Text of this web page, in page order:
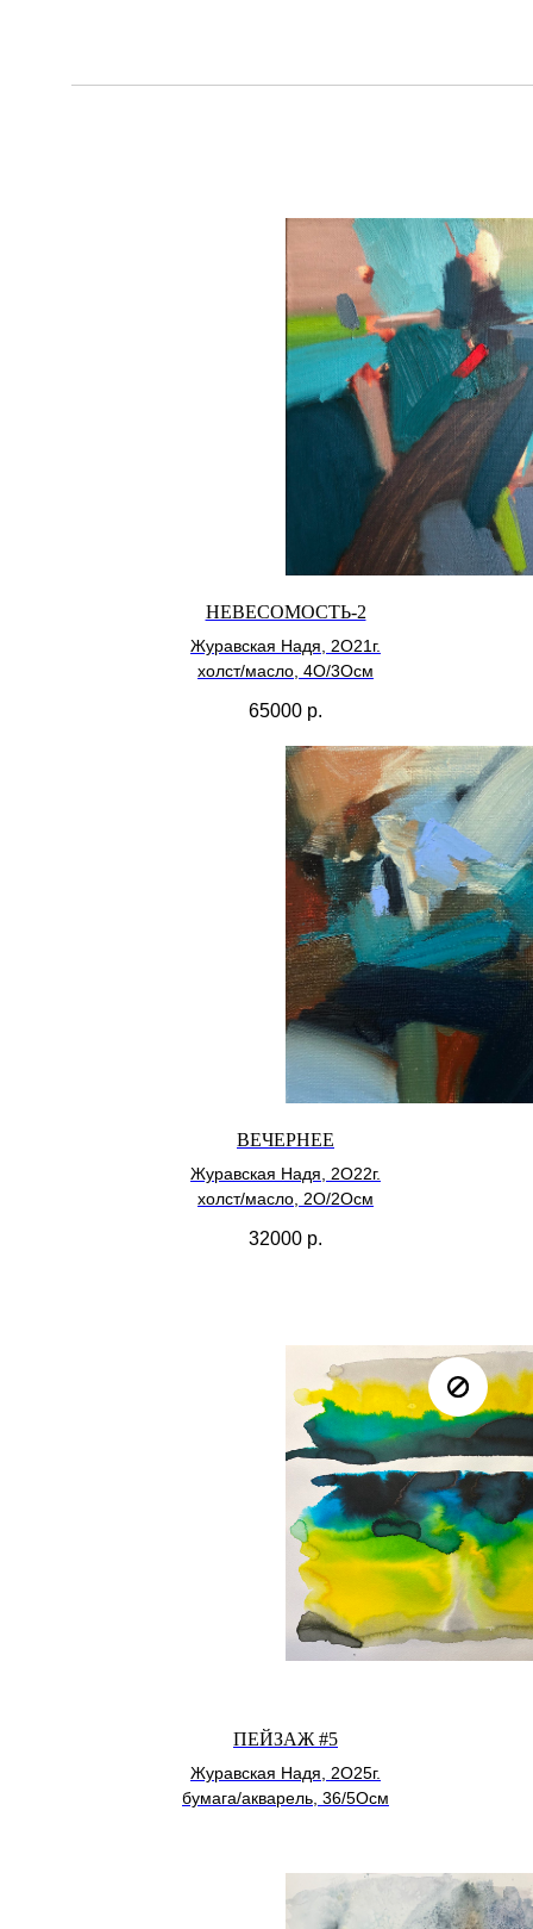
НЕВЕСОМОСТЬ-2
Журавская Надя, 2О21г.
холст/масло, 4О/3Осм
65000 р.
ВЕЧЕРНЕЕ
Журавская Надя, 2О22г.
холст/масло, 2О/2Осм
32000 р.
ПЕЙЗАЖ #5
Журавская Надя, 2О25г.
бумага/акварель, 36/5Осм